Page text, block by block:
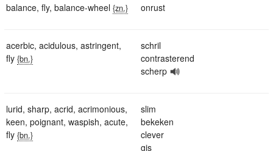
balance, fly, balance-wheel {zn.} onrust
acerbic, acidulous, astringent,
fly {bn.}
schril
contrasterend
scherp
lurid, sharp, acrid, acrimonious,
keen, poignant, waspish, acute,
fly {bn.}
slim
bekeken
clever
gis